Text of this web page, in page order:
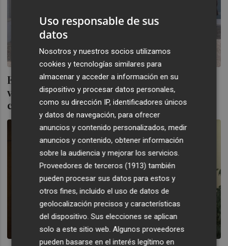
Estudiantes de la Universitat Jaume I
visitan Unión de Mutuas para conocer de
cerca el entorno profesional
Uso responsable de sus
datos
Nosotros y nuestros socios utilizamos
cookies y tecnologías similares para
almacenar y acceder a información en su
dispositivo y procesar datos personales,
como su dirección IP, identificadores únicos
y datos de navegación, para ofrecer
anuncios y contenido personalizados, medir
anuncios y contenido, obtener información
sobre la audiencia y mejorar los servicios.
Proveedores de terceros (1913) también
pueden procesar sus datos para estos y
otros fines, incluido el uso de datos de
geolocalización precisos y características
del dispositivo. Sus elecciones se aplican
solo a este sitio web. Algunos proveedores
pueden basarse en el interés legítimo en